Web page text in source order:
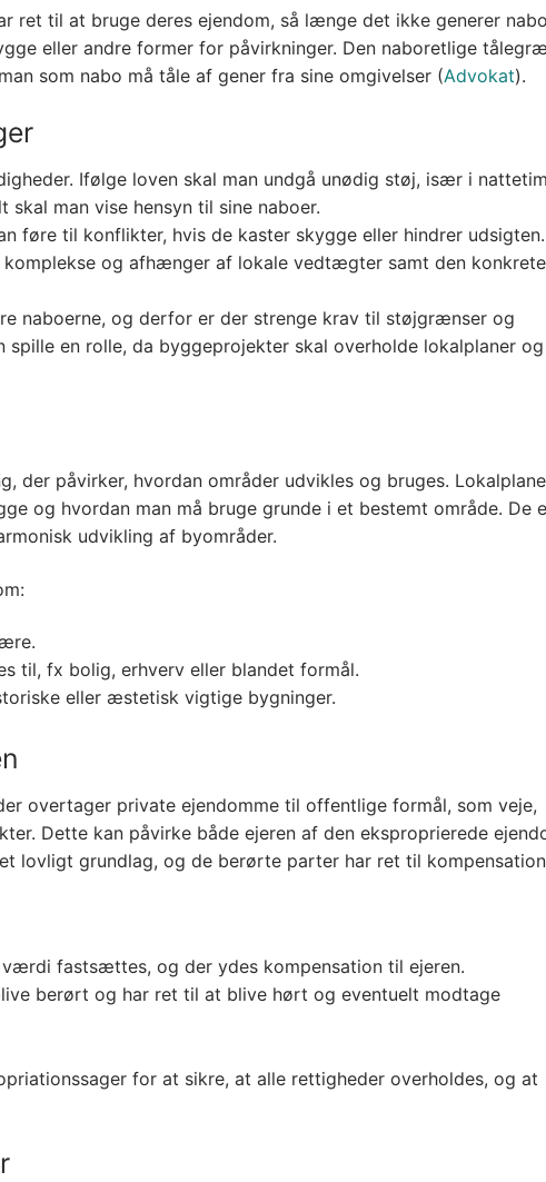
ret til at bruge deres ejendom, så længe det ikke generer
eller andre former for påvirkninger. Den naboretlige
som nabo må tåle af gener fra sine omgivelser​ (Advokat)​.
Ifølge loven skal man undgå unødig støj, især i
skal man vise hensyn til sine naboer.
føre til konflikter, hvis de kaster skygge eller hindrer udsigten.
og afhænger af lokale vedtægter samt den konkrete
naboerne, og derfor er der strenge krav til støjgrænser og
spille en rolle, da byggeprojekter skal overholde lokalplaner og
der påvirker, hvordan områder udvikles og bruges.
og hvordan man må bruge grunde i et bestemt område. De
udvikling af byområder​.
til, fx bolig, erhverv eller blandet formål.
eller æstetisk vigtige bygninger.
overtager private ejendomme til offentlige formål, som veje,
Dette kan påvirke både ejeren af den eksproprierede
lovligt grundlag, og de berørte parter har ret til kompensation​
værdi fastsættes, og der ydes kompensation til ejeren.
berørt og har ret til at blive hørt og eventuelt modtage
for at sikre, at alle rettigheder overholdes, og at